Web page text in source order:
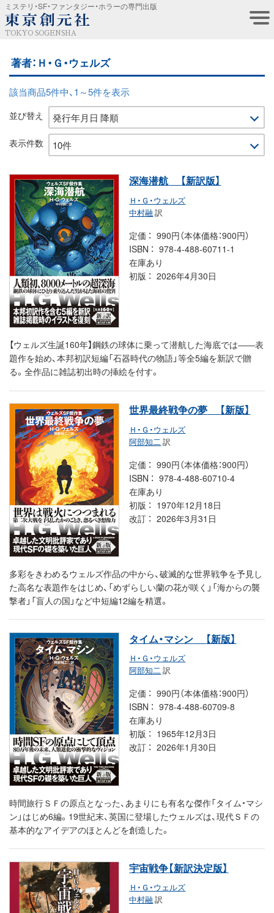
ミステリ・SF・ファンタジー・ホラーの専門出版
TOKYO SOGENSHA
著者：Ｈ・Ｇ・ウェルズ
該当商品5件中、1～5件を表示
並び替え
表示件数
深海潜航 【新訳版】
Ｈ・Ｇ・ウェルズ
中村融 訳
定価
990円（本体価格：900円）
ISBN
978-4-488-60711-1
在庫あり
初版
2026年4月30日
【ウェルズ生誕160年】鋼鉄の球体に乗って潜航した海底では――表
題作を始め、本邦初訳短編「石器時代の物語」等全5編を新訳で贈
る。全作品に雑誌初出時の挿絵を付す。
世界最終戦争の夢 【新版】
Ｈ・Ｇ・ウェルズ
阿部知二 訳
定価
990円（本体価格：900円）
ISBN
978-4-488-60710-4
在庫あり
初版
1970年12月18日
改訂
2026年3月31日
多彩をきわめるウェルズ作品の中から、破滅的な世界戦争を予見し
た高名な表題作をはじめ、「めずらしい蘭の花が咲く」「海からの襲
撃者」「盲人の国」など中短編12編を精選。
タイム・マシン 【新版】
Ｈ・Ｇ・ウェルズ
阿部知二訳
定価
990円（本体価格：900円）
ISBN
978-4-488-60709-8
在庫あり
初版
1965年12月3日
改訂
2026年1月30日
時間旅行ＳＦの原点となった、あまりにも有名な傑作「タイム・マシ
ン」はじめ6編。19世紀末、英国に登場したウェルズは、現代ＳＦの
基本的なアイデアのほとんどを創造した。
宇宙戦争【新訳決定版】
Ｈ・Ｇ・ウェルズ
中村融訳